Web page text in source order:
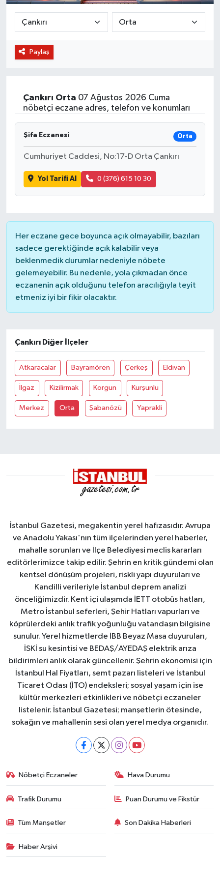
Paylaş
Çankırı Orta 07 Ağustos 2026 Cuma
nöbetçi eczane adres, telefon ve konumları
Şifa Eczanesi Orta
Cumhuriyet Caddesi, No:17-D Orta Çankırı
Yol Tarifi Al 0 (376) 615 10 30
Her eczane gece boyunca açık olmayabilir, bazıları
sadece gerektiğinde açık kalabilir veya
beklenmedik durumlar nedeniyle nöbete
gelemeyebilir. Bu nedenle, yola çıkmadan önce
eczanenin açık olduğunu telefon aracılığıyla teyit
etmeniz iyi bir fikir olacaktır.
Çankırı Diğer İlçeler
Atkaracalar Bayramören Çerkeş Eldivan
İlgaz Kizilirmak Korgun Kurşunlu
Merkez Orta Şabanözü Yaprakli
İstanbul Gazetesi, megakentin yerel hafızasıdır. Avrupa
ve Anadolu Yakası'nın tüm ilçelerinden yerel haberler,
mahalle sorunları ve İlçe Belediyesi meclis kararları
editörlerimizce takip edilir. Şehrin en kritik gündemi olan
kentsel dönüşüm projeleri, riskli yapı duyuruları ve
Kandilli verileriyle İstanbul deprem analizi
önceliğimizdir. Kent içi ulaşımda İETT otobüs hatları,
Metro İstanbul seferleri, Şehir Hatları vapurları ve
köprülerdeki anlık trafik yoğunluğu vatandaşın bilgisine
sunulur. Yerel hizmetlerde İBB Beyaz Masa duyuruları,
İSKİ su kesintisi ve BEDAŞ/AYEDAŞ elektrik arıza
bildirimleri anlık olarak güncellenir. Şehrin ekonomisi için
İstanbul Hal Fiyatları, semt pazarı listeleri ve İstanbul
Ticaret Odası (İTO) endeksleri; sosyal yaşam için ise
kültür merkezleri etkinlikleri ve nöbetçi eczaneler
listelenir. İstanbul Gazetesi; manşetlerin ötesinde,
sokağın ve mahallenin sesi olan yerel medya organıdır.
Nöbetçi Eczaneler Hava Durumu
Trafik Durumu Puan Durumu ve Fikstür
Tüm Manşetler Son Dakika Haberleri
Haber Arşivi
BİLİM VE TEKNOLOJİ